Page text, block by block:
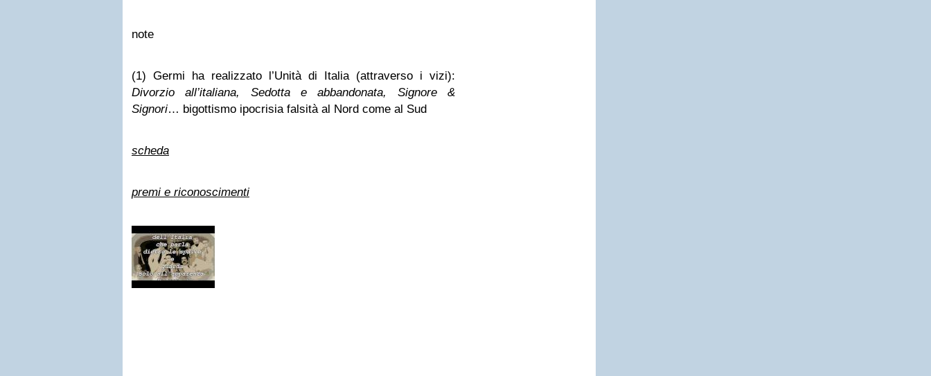
note
(1) Germi ha realizzato l’Unità di Italia (attraverso i vizi):
Divorzio all’italiana, Sedotta e abbandonata, Signore &
Signori… bigottismo ipocrisia falsità al Nord come al Sud
scheda
premi e riconoscimenti